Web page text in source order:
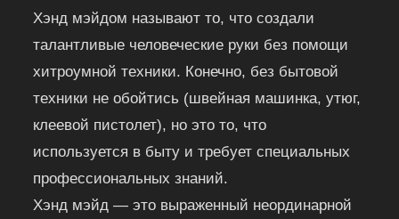
Хэнд мэйдом называют то, что создали
талантливые человеческие руки без помощи
хитроумной техники. Конечно, без бытовой
техники не обойтись (швейная машинка, утюг,
клеевой пистолет), но это то, что
используется в быту и требует специальных
профессиональных знаний.
Хэнд мэйд — это выраженный неординарной